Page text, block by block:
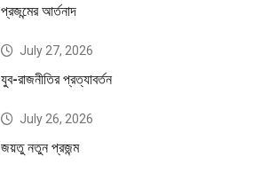
প্রজন্মের আর্তনাদ
July 27, 2026
যুব-রাজনীতির প্রত্যাবর্তন
July 26, 2026
জয়তু নতুন প্রজন্ম